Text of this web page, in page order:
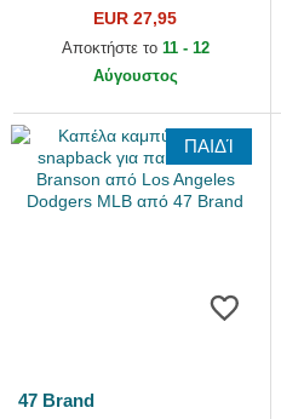
39THIRTY Classic από Los
Angeles Dodgers MLB από
EUR 27,95
Αποκτήστε το 11 - 12
Αύγουστος
ΠΑΙΔΊ
47 Brand